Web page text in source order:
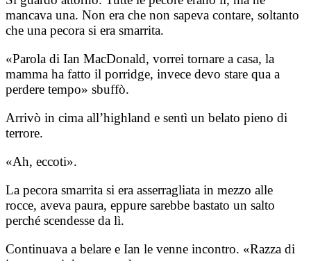
mancava una. Non era che non sapeva contare, soltanto
che una pecora si era smarrita.
«Parola di Ian MacDonald, vorrei tornare a casa, la
mamma ha fatto il porridge, invece devo stare qua a
perdere tempo» sbuffò.
Arrivò in cima all’highland e sentì un belato pieno di
terrore.
«Ah, eccoti».
La pecora smarrita si era asserragliata in mezzo alle
rocce, aveva paura, eppure sarebbe bastato un salto
perché scendesse da lì.
Continuava a belare e Ian le venne incontro. «Razza di